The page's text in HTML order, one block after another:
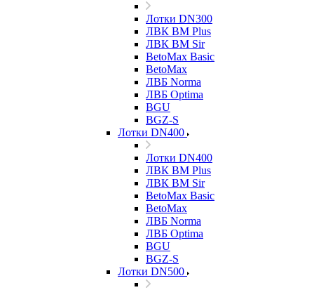
Лотки DN300
ЛВК ВМ Plus
ЛВК ВМ Sir
BetoMax Basic
BetoMax
ЛВБ Norma
ЛВБ Optima
BGU
BGZ-S
Лотки DN400
Лотки DN400
ЛВК ВМ Plus
ЛВК ВМ Sir
BetoMax Basic
BetoMax
ЛВБ Norma
ЛВБ Optima
BGU
BGZ-S
Лотки DN500